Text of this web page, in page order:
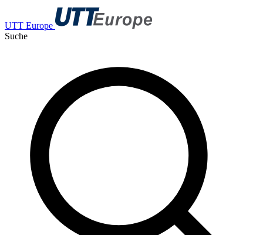
UTT Europe
Suche